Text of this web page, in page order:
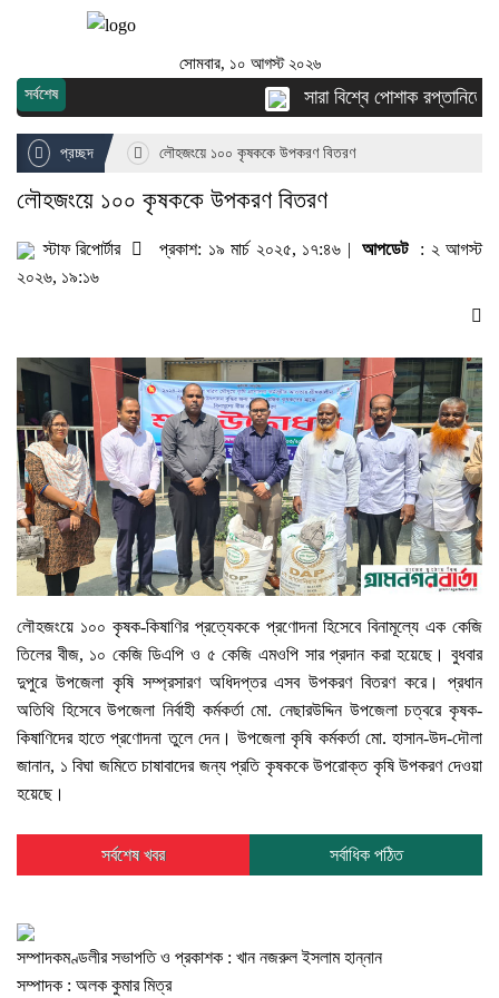
সোমবার, ১০ আগস্ট ২০২৬
সর্বশেষ সারা বিশ্বে পোশাক রপ্তানিতে
প্রচ্ছদ লৌহজংয়ে ১০০ কৃষককে উপকরণ বিতরণ
লৌহজংয়ে ১০০ কৃষককে উপকরণ বিতরণ
স্টাফ রিপোর্টার প্রকাশ: ১৯ মার্চ ২০২৫, ১৭:৪৬ |আপডেট: ২ আগস্ট
২০২৬, ১৯:১৬
লৌহজংয়ে ১০০ কৃষক-কিষাণির প্রত্যেককে প্রণোদনা হিসেবে বিনামূল্যে এক কেজি
তিলের বীজ, ১০ কেজি ডিএপি ও ৫ কেজি এমওপি সার প্রদান করা হয়েছে। বুধবার
দুপুরে উপজেলা কৃষি সম্প্রসারণ অধিদপ্তর এসব উপকরণ বিতরণ করে। প্রধান
অতিথি হিসেবে উপজেলা নির্বাহী কর্মকর্তা মো. নেছারউদ্দিন উপজেলা চত্বরে কৃষক-
কিষাণিদের হাতে প্রণোদনা তুলে দেন। উপজেলা কৃষি কর্মকর্তা মো. হাসান-উদ-দৌলা
জানান, ১ বিঘা জমিতে চাষাবাদের জন্য প্রতি কৃষককে উপরোক্ত কৃষি উপকরণ দেওয়া
হয়েছে।
সর্বশেষ খবর সর্বাধিক পঠিত
সম্পাদকমণ্ডলীর সভাপতি ও প্রকাশক : খান নজরুল ইসলাম হান্নান
সম্পাদক : অলক কুমার মিত্র